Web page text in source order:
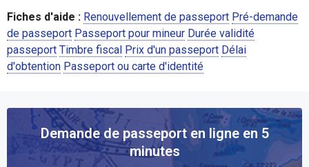
Fiches d'aide : Renouvellement de passeport Pré-demande
de passeport Passeport pour mineur Durée validité
passeport Timbre fiscal Prix d'un passeport Délai
d'obtention Passeport ou carte d'identité
Demande de passeport en ligne en 5
minutes